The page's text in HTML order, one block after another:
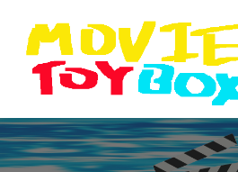
へ
ス
キ
MOVIE TOYBOX
映画で遊ぶ人のためのウェブZINE